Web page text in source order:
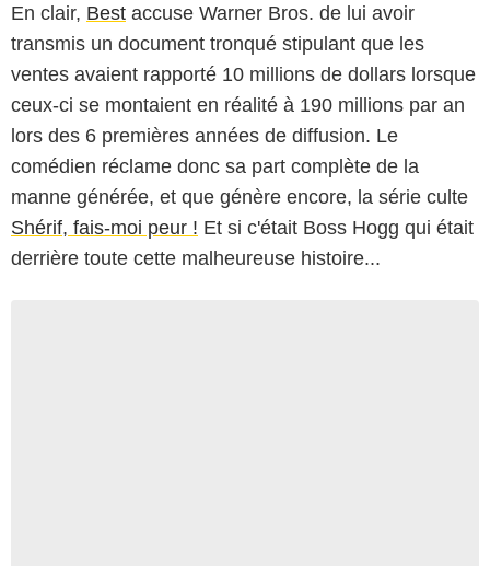
En clair, Best accuse Warner Bros. de lui avoir
transmis un document tronqué stipulant que les
ventes avaient rapporté 10 millions de dollars lorsque
ceux-ci se montaient en réalité à 190 millions par an
lors des 6 premières années de diffusion. Le
comédien réclame donc sa part complète de la
manne générée, et que génère encore, la série culte
Shérif, fais-moi peur ! Et si c'était Boss Hogg qui était
derrière toute cette malheureuse histoire...